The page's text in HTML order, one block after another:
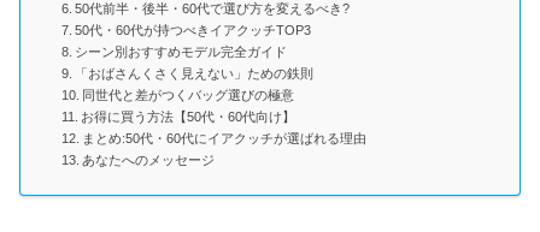
50代前半・後半・60代で選び方を変えるべき?
50代・60代が持つべきイアクッチTOP3
シーン別おすすめモデル完全ガイド
「おばさんくさく見えない」ための鉄則
同世代と差がつくバッグ選びの極意
お得に買う方法【50代・60代向け】
まとめ:50代・60代にイアクッチが選ばれる理由
あなたへのメッセージ